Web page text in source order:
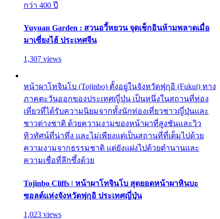
กว่า 400 ปี
Yuyuan Garden : สวนอวี้หยวน จุดเช็กอินห้ามพลาดเมื่อ
มาเซี่ยงไฮ้ ประเทศจีน
1,307 views
หน้าผาโทจินโบ (Tojinbo) ตั้งอยู่ในจังหวัดฟุกุอิ (Fukui) ทาง
ภาคตะวันออกของประเทศญี่ปุ่น เป็นหนึ่งในสถานที่ท่อง
เที่ยวที่ได้รับความนิยมจากทั้งนักท่องเที่ยวชาวญี่ปุ่นและ
ชาวต่างชาติ ด้วยความงามของหน้าผาที่สูงชันและวิว
ทิวทัศน์ที่น่าทึ่ง และไม่เพียงแต่เป็นสถานที่ที่เต็มไปด้วย
ความงามจากธรรมชาติ แต่ยังแฝงไปด้วยตำนานและ
ความเชื่อที่ลึกซึ้งด้วย
Tojinbo Cliffs | หน้าผาโทจินโบ สุดยอดหน้าผาหินบะ
ซอลต์แห่งจังหวัดฟุกุอิ ประเทศญี่ปุ่น
1,023 views